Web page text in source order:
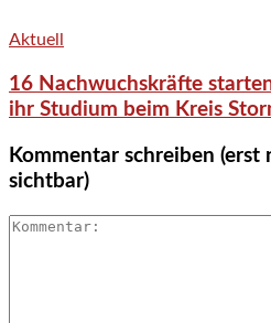
Aktuell
16 Nachwuchskräfte
ihr Studium beim Kreis
Kommentar schreiben
sichtbar)